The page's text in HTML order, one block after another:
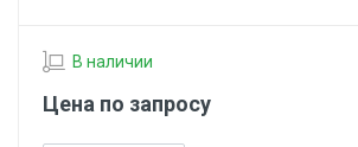
В наличии
Цена по запросу